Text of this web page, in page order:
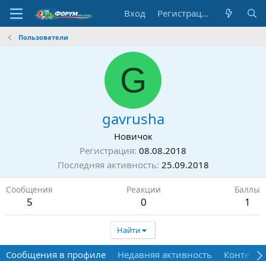
Вход Регистрация
Пользователи
G
gavrusha
Новичок
Регистрация 08.08.2018
Последняя активность 25.09.2018
Сообщения
5
Реакции
0
Баллы
1
Найти
Сообщения в профиле Недавняя активность Контент